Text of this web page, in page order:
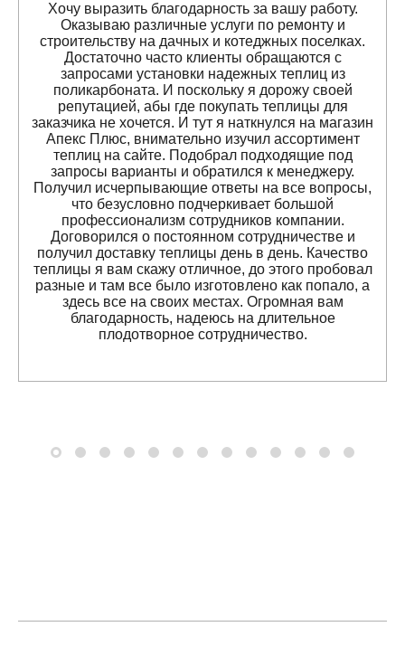
Хочу выразить благодарность за вашу работу.
Оказываю различные услуги по ремонту и
строительству на дачных и котеджных поселках.
Достаточно часто клиенты обращаются с
запросами установки надежных теплиц из
поликарбоната. И поскольку я дорожу своей
репутацией, абы где покупать теплицы для
заказчика не хочется. И тут я наткнулся на магазин
Апекс Плюс, внимательно изучил ассортимент
теплиц на сайте. Подобрал подходящие под
запросы варианты и обратился к менеджеру.
Получил исчерпывающие ответы на все вопросы,
что безусловно подчеркивает большой
профессионализм сотрудников компании.
Договорился о постоянном сотрудничестве и
получил доставку теплицы день в день. Качество
теплицы я вам скажу отличное, до этого пробовал
разные и там все было изготовлено как попало, а
здесь все на своих местах. Огромная вам
благодарность, надеюсь на длительное
плодотворное сотрудничество.